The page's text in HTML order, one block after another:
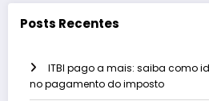
Posts Recentes
ITBI pago a mais: saiba como
no pagamento do imposto